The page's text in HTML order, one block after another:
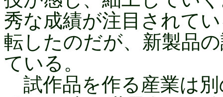
秀な成績が注目されて
転したのだが、新製品
ている。
試作品を作る産業は